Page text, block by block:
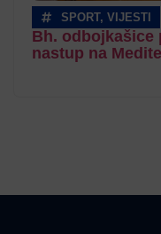
SPORT, VIJESTI
Bh. odbojkašice
nastup na